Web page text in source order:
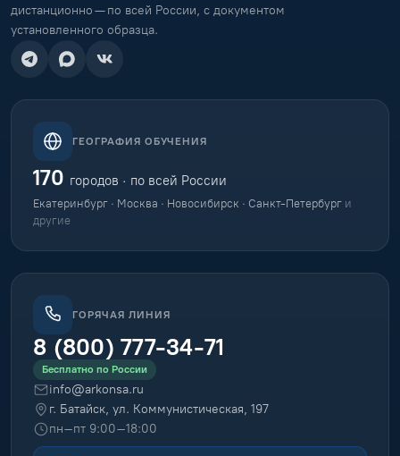
дистанционно — по всей России, с документом
установленного образца.
ГЕОГРАФИЯ ОБУЧЕНИЯ
170 городов · по всей России
Екатеринбург · Москва · Новосибирск · Санкт-Петербург и
другие
ГОРЯЧАЯ ЛИНИЯ
8 (800) 777-34-71
Бесплатно по России
info@arkonsa.ru
г. Батайск, ул. Коммунистическая, 197
пн–пт 9:00–18:00